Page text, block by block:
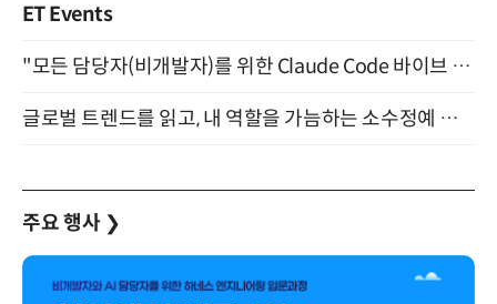
ET Events
"모든 담당자(비개발자)를 위한 Claude Code 바이브 코딩 2-day 부트캠프" 9월 16~17일 개최
글로벌 트렌드를 읽고, 내 역할을 가늠하는 소수정예 실습 워크숍 (8/28)
주요 행사 ❯